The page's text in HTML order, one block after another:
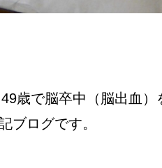
歳で脳卒中（脳出血
ブログです。